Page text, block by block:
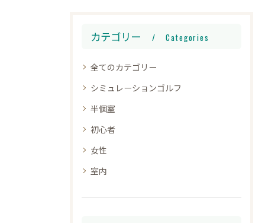
カテゴリー Categories
全てのカテゴリー
シミュレーションゴルフ
半個室
初心者
女性
室内